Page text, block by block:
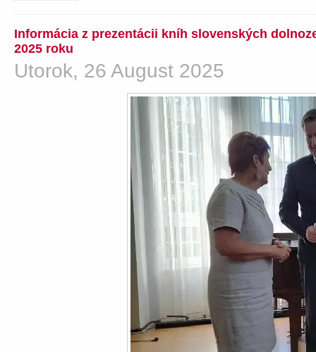
Informácia z prezentácii kníh slovenských
2025 roku
Utorok, 26 August 2025